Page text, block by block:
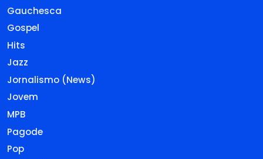
Gauchesca
Gospel
Hits
Jazz
Jornalismo (News)
Jovem
MPB
Pagode
Pop